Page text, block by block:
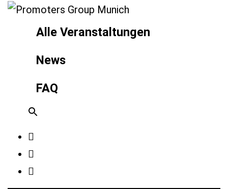
Alle Veranstaltungen
News
FAQ